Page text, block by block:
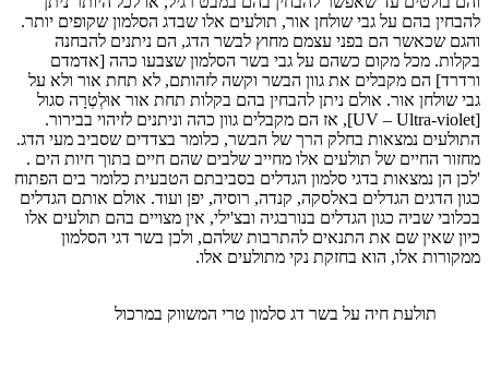
להבחין בהם על גבי שולחן אור, תולעים אלו שבדג הסלמון שקופים יותר.
והגם שכאשר הם בפני עצמם מחוץ לבשר הדג, הם ניתנים להבחנה
בקלות. מכל מקום כשהם על גבי בשר הסלמון שצבעו כהה [אדמדם
ורדרד] הם מקבלים את גוון הבשר וקשה לזהותם, לא תחת אור ולא על
גבי שולחן אור. אולם ניתן להבחין בהם בקלות תחת אור אוּלְטְרָה סגול
[UV – Ultra-violet], אז הם מקבלים גוון כהה וניתנים לזיהוי בבירור.
התולעים נמצאות בחלק הרך של הבשר, כלומר בצדדים שסביב מעי הדג.
מחזור החיים של תולעים אלו מחייב שלבים שהם חיים בתוך חיות הים .
'לכן הן נמצאות בדגי סלמון הגדלים בסביבתם הטבעית כלומר בים הפתוח
כגון הדגים הגדלים באלסקה, קנדה, רוסיה, יפן ועוד. אולם אותם הגדלים
בכלובי שביה כגון הגדלים בנורבגיה ובצ'ילי, אין מצויים בהם תולעים אלו
כיון שאין שם את התנאים להתרבות שלהם, ולכן בשר דגי הסלמון
ממקורות אלו, הוא בחזקת נקי מתולעים אלו.
תולעת חיה על בשר דג סלמון טרי המשווק במרכול